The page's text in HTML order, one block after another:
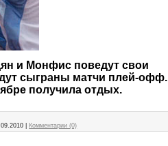
и Монфис поведут свои
сыграны матчи плей-офф.
получила отдых.
Комментарии (0)